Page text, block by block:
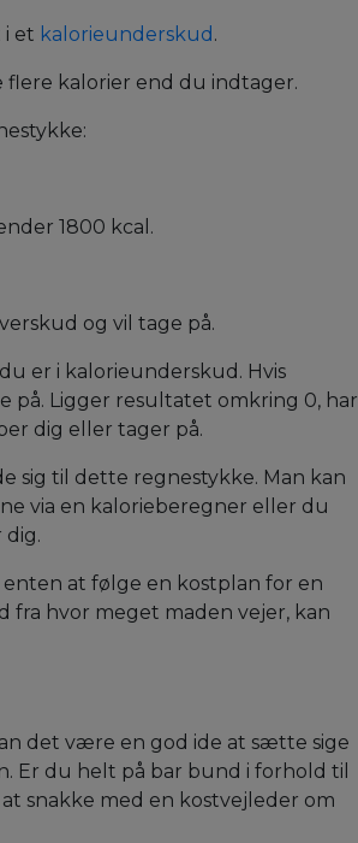
i et kalorieunderskud .
kalorier end du indtager.
1800 kcal.
og vil tage på.
er i kalorieunderskud. Hvis
på. Ligger resultatet omkring 0, har
dig eller tager på.
sig til dette regnestykke. Man kan
via en kalorieberegner eller du
at følge en kostplan for en
hvor meget maden vejer, kan
det være en god ide at sætte sige
Er du helt på bar bund i forhold til
snakke med en kostvejleder om